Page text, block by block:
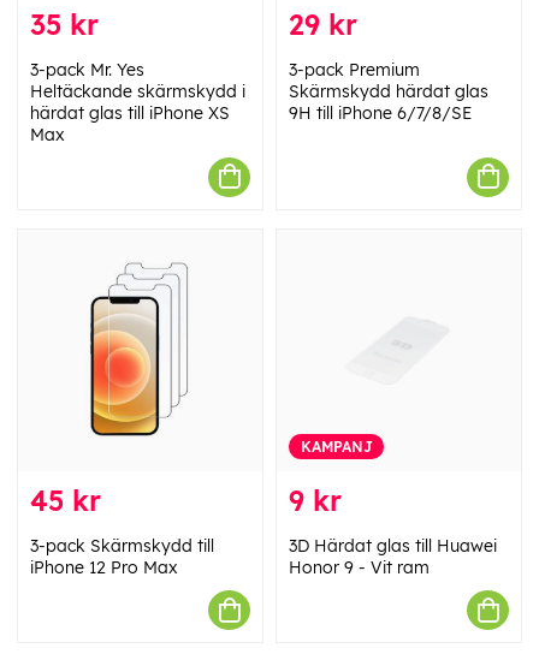
35 kr
3-pack Mr. Yes
Heltäckande skärmskydd i
härdat glas till iPhone XS
Max
29 kr
3-pack Premium
Skärmskydd härdat glas
9H till iPhone 6/7/8/SE
45 kr
3-pack Skärmskydd till
iPhone 12 Pro Max
KAMPANJ
9 kr
3D Härdat glas till Huawei
Honor 9 - Vit ram